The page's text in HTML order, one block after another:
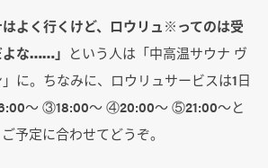
はよく行くけど、ロウリュ※ってのは受
よな……」 という人は「中高温サウナ ヴ
に。ちなみに、ロウリュサービスは1日
～ ③18:00～ ④20:00～ ⑤21:00～と
予定に合わせてどうぞ。